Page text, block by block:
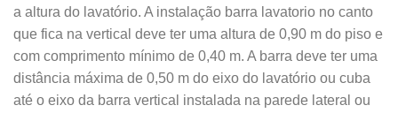
a altura do lavatório. A instalação barra lavatorio no canto
que fica na vertical deve ter uma altura de 0,90 m do piso e
com comprimento mínimo de 0,40 m. A barra deve ter uma
distância máxima de 0,50 m do eixo do lavatório ou cuba
até o eixo da barra vertical instalada na parede lateral ou